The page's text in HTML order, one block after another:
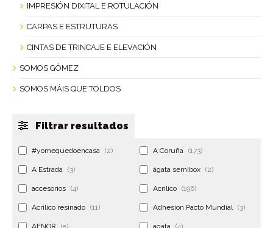
IMPRESIÓN DIXITAL E ROTULACIÓN
CARPAS E ESTRUTURAS
CINTAS DE TRINCAJE E ELEVACIÓN
SOMOS GÓMEZ
SOMOS MÁIS QUE TOLDOS
Filtrar resultados
#yomequedoencasa (2) A Coruña (173)
A Estrada (3) ágata semibox (2)
accesorios (4) Acrilico (196)
Acrilico resinado (11) Adhesion Pacto Mundial (3)
AENOR (5) agata (4)